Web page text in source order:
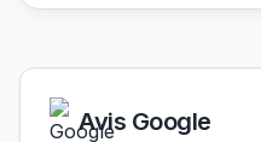
Avis Google